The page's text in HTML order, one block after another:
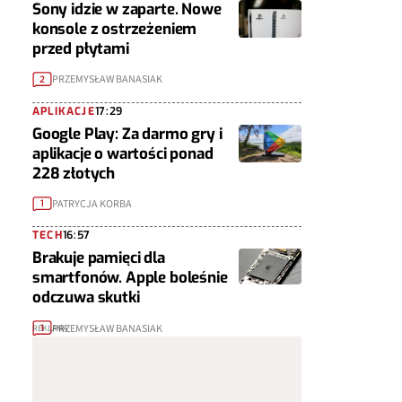
Sony idzie w zaparte. Nowe
konsole z ostrzeżeniem
przed płytami
2 PRZEMYSŁAW BANASIAK
APLIKACJE17:29
Google Play: Za darmo gry i
aplikacje o wartości ponad
228 złotych
1 PATRYCJA KORBA
TECH16:57
Brakuje pamięci dla
smartfonów. Apple boleśnie
odczuwa skutki
1 PRZEMYSŁAW BANASIAK